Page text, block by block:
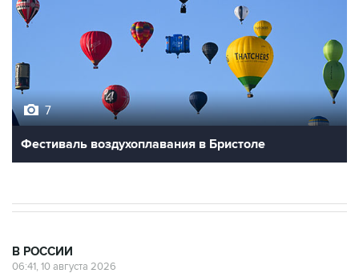
7
Фестиваль воздухоплавания в Бристоле
В РОССИИ
06:41, 10 августа 2026